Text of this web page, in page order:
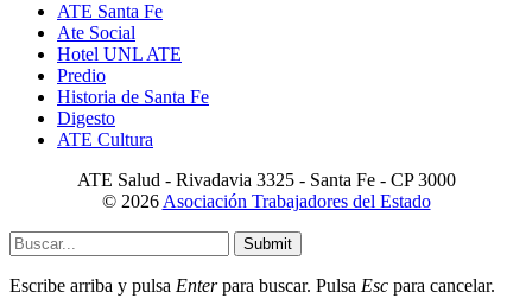
ATE Santa Fe
Ate Social
Hotel UNL ATE
Predio
Historia de Santa Fe
Digesto
ATE Cultura
ATE Salud - Rivadavia 3325 - Santa Fe - CP 3000
© 2026Asociación Trabajadores del Estado
Submit
Escribe arriba y pulsa Enterpara buscar. Pulsa Esc para cancelar.